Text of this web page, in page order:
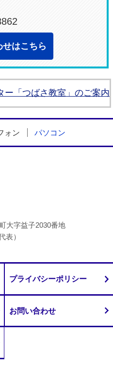
せはこちら
ー「つばさ教室」のご案内
ォン パソコン
大字益子2030番地
表）
プライバシーポリシー
お問い合わせ